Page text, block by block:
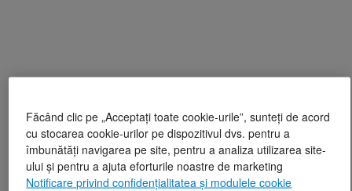
Făcând clic pe „Acceptați toate cookie-urile”, sunteți de acord
cu stocarea cookie-urilor pe dispozitivul dvs. pentru a
îmbunătăți navigarea pe site, pentru a analiza utilizarea site-
ului și pentru a ajuta eforturile noastre de marketing
Notificare privind confidențialitatea și modulele cookie